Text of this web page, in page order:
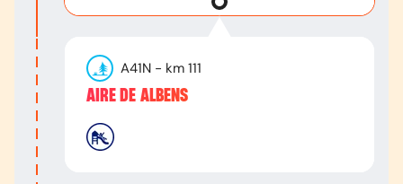
A41N - km 111
AIRE DE ALBENS